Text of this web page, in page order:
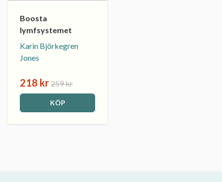
Boosta
lymfsystemet
Karin Björkegren
Jones
218 kr259 kr
KÖP